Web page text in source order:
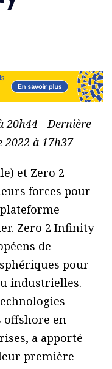
20h44 - Dernière
2022 à 17h37
et Zero 2
forces pour
Zero 2 Infinity
de
pour
industrielles.
offshore en
a apporté
première